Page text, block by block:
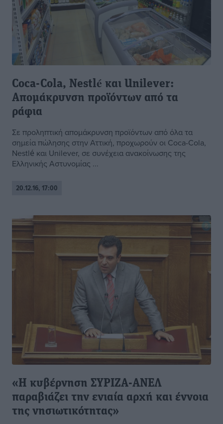
Coca-Cola, Nestlé και Unilever:
Aπομάκρυνση προϊόντων από τα
ράφια
Σε προληπτική απομάκρυνση προϊόντων από όλα τα
σημεία πώλησης στην Αττική, προχωρούν οι Coca-Cola,
Nestlé και Unilever, σε συνέχεια ανακοίνωσης της
Ελληνικής Αστυνομίας ...
20.12.16, 17:00
«Η κυβέρνηση ΣΥΡΙΖΑ-ΑΝΕΛ
παραβιάζει την ενιαία αρχή και έννοια
της νησιωτικότητας»